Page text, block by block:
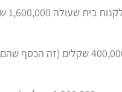
*
* הם חסכו 400,000 שקלים (זה